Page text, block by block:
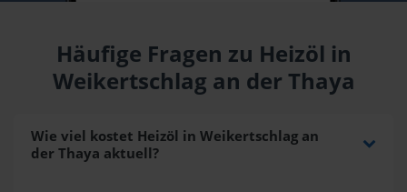
Häufige Fragen zu Heizöl in
Weikertschlag an der Thaya
Wie viel kostet Heizöl in Weikertschlag an
der Thaya aktuell?